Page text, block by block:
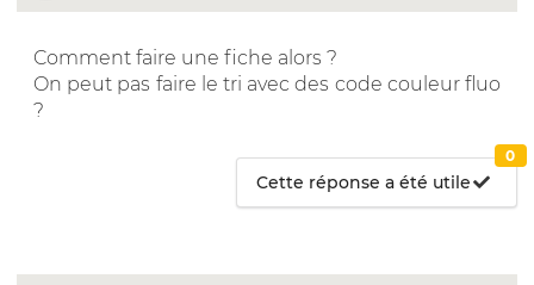
Comment faire une fiche alors ?
On peut pas faire le tri avec des code couleur fluo
?
Cette réponse a été utile
0